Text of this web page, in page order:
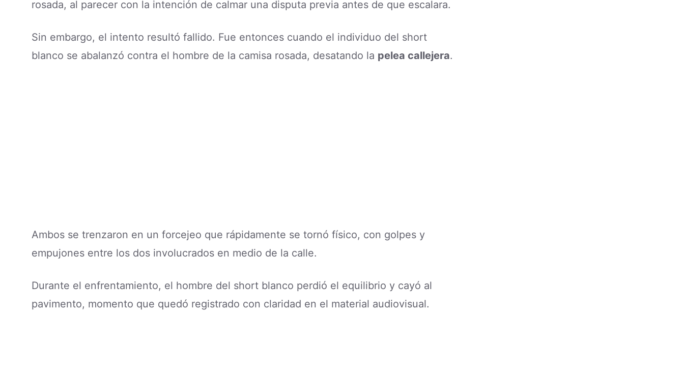
rosada, al parecer con la intención de calmar una disputa previa antes de que escalara.
Sin embargo, el intento resultó fallido. Fue entonces cuando el individuo del short
blanco se abalanzó contra el hombre de la camisa rosada, desatando la pelea callejera.
Ambos se trenzaron en un forcejeo que rápidamente se tornó físico, con golpes y
empujones entre los dos involucrados en medio de la calle.
Durante el enfrentamiento, el hombre del short blanco perdió el equilibrio y cayó al
pavimento, momento que quedó registrado con claridad en el material audiovisual.